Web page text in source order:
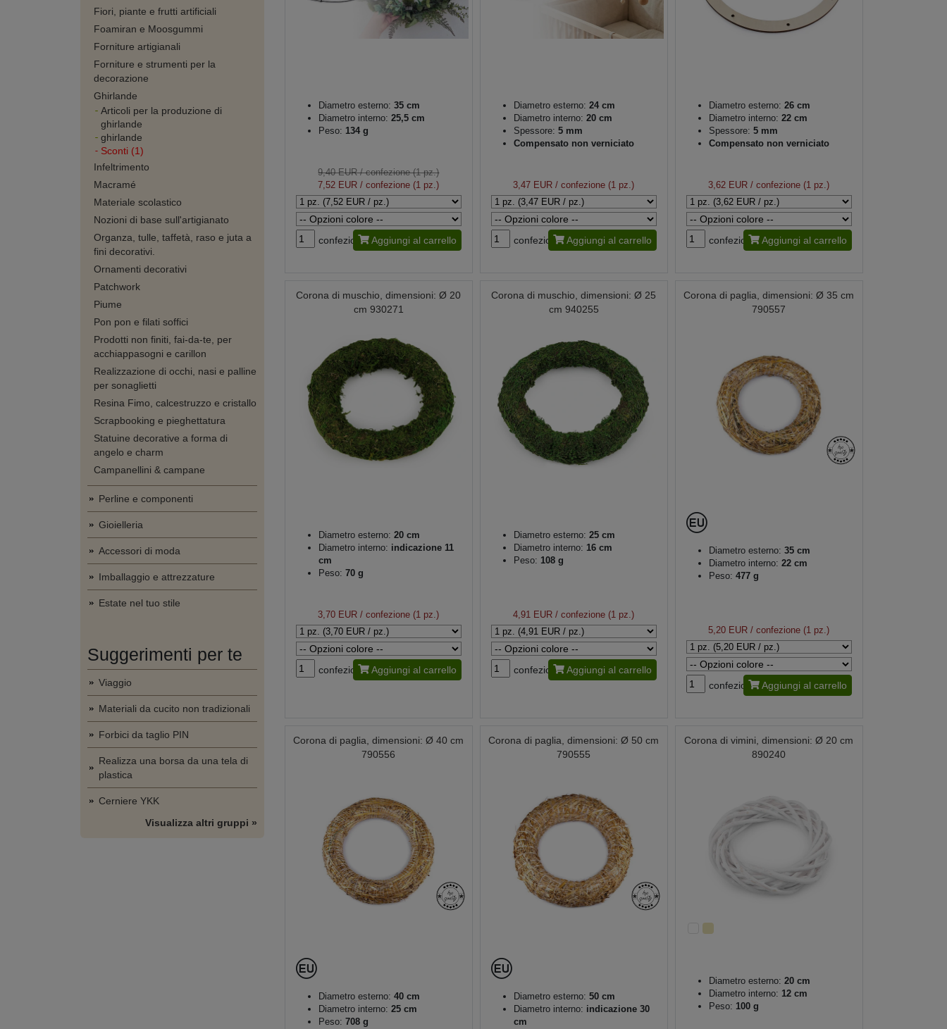
Fiori, piante e frutti artificiali
Foamiran e Moosgummi
Forniture artigianali
Forniture e strumenti per la
decorazione
Ghirlande
Articoli per la produzione di
ghirlande
ghirlande
Sconti (1)
Infeltrimento
Macramé
Materiale scolastico
Nozioni di base sull'artigianato
Organza, tulle, taffetà, raso e juta a
fini decorativi.
Ornamenti decorativi
Patchwork
Piume
Pon pon e filati soffici
Prodotti non finiti, fai-da-te, per
acchiappasogni e carillon
Realizzazione di occhi, nasi e palline
per sonaglietti
Resina Fimo, calcestruzzo e cristallo
Scrapbooking e pieghettatura
Statuine decorative a forma di
angelo e charm
Campanellini & campane
Perline e componenti
Gioielleria
Accessori di moda
Imballaggio e attrezzature
Estate nel tuo stile
Suggerimenti per te
Viaggio
Materiali da cucito non tradizionali
Forbici da taglio PIN
Realizza una borsa da una tela di
plastica
Cerniere YKK
Visualizza altri gruppi »
Diametro esterno: 35 cm
Diametro interno: 25,5 cm
Peso: 134 g
9,40 EUR/ confezione (1 pz.)
7,52 EUR / confezione (1 pz.)
confezione Aggiungi al carrello
Diametro esterno: 24 cm
Diametro interno: 20 cm
Spessore: 5 mm
Compensato non verniciato
3,47 EUR / confezione (1 pz.)
confezione Aggiungi al carrello
Diametro esterno: 26 cm
Diametro interno: 22 cm
Spessore: 5 mm
Compensato non verniciato
3,62 EUR / confezione (1 pz.)
confezione Aggiungi al carrello
Corona di muschio, dimensioni: Ø 20
cm 930271
Diametro esterno: 20 cm
Diametro interno: indicazione 11
cm
Peso: 70 g
3,70 EUR / confezione (1 pz.)
confezione Aggiungi al carrello
Corona di muschio, dimensioni: Ø 25
cm 940255
Diametro esterno: 25 cm
Diametro interno: 16 cm
Peso: 108 g
4,91 EUR / confezione (1 pz.)
confezione Aggiungi al carrello
Corona di paglia, dimensioni: Ø 35 cm
790557
Diametro esterno: 35 cm
Diametro interno: 22 cm
Peso: 477 g
5,20 EUR / confezione (1 pz.)
confezione Aggiungi al carrello
Corona di paglia, dimensioni: Ø 40 cm
790556
Diametro esterno: 40 cm
Diametro interno: 25 cm
Peso: 708 g
Corona di paglia, dimensioni: Ø 50 cm
790555
Diametro esterno: 50 cm
Diametro interno: indicazione 30
cm
Corona di vimini, dimensioni: Ø 20 cm
890240
Diametro esterno: 20 cm
Diametro interno: 12 cm
Peso: 100 g